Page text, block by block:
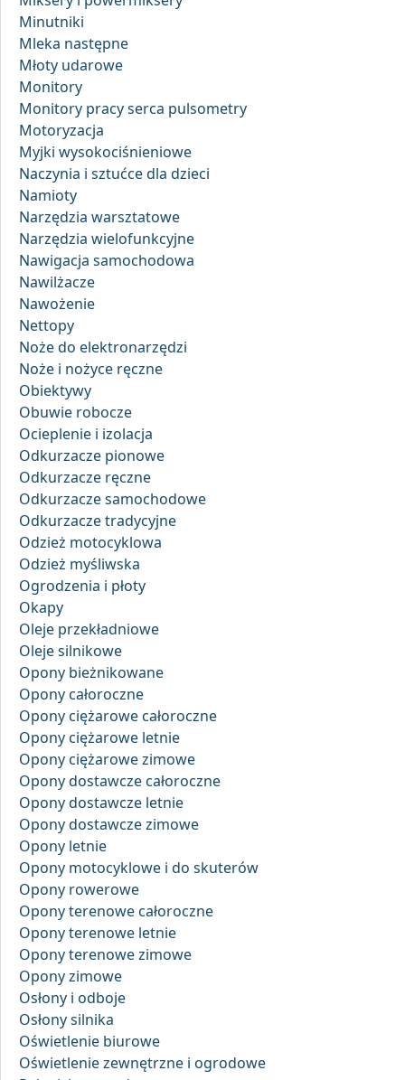
Minutniki
Mleka następne
Młoty udarowe
Monitory
Monitory pracy serca pulsometry
Motoryzacja
Myjki wysokociśnieniowe
Naczynia i sztućce dla dzieci
Namioty
Narzędzia warsztatowe
Narzędzia wielofunkcyjne
Nawigacja samochodowa
Nawilżacze
Nawożenie
Nettopy
Noże do elektronarzędzi
Noże i nożyce ręczne
Obiektywy
Obuwie robocze
Ocieplenie i izolacja
Odkurzacze pionowe
Odkurzacze ręczne
Odkurzacze samochodowe
Odkurzacze tradycyjne
Odzież motocyklowa
Odzież myśliwska
Ogrodzenia i płoty
Okapy
Oleje przekładniowe
Oleje silnikowe
Opony bieżnikowane
Opony całoroczne
Opony ciężarowe całoroczne
Opony ciężarowe letnie
Opony ciężarowe zimowe
Opony dostawcze całoroczne
Opony dostawcze letnie
Opony dostawcze zimowe
Opony letnie
Opony motocyklowe i do skuterów
Opony rowerowe
Opony terenowe całoroczne
Opony terenowe letnie
Opony terenowe zimowe
Opony zimowe
Osłony i odboje
Osłony silnika
Oświetlenie biurowe
Oświetlenie zewnętrzne i ogrodowe